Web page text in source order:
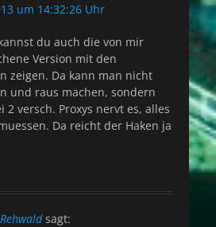
um 14:32:26 Uhr
du auch die von mir
Version mit den
zeigen. Da kann man nicht
und raus machen, sondern
2 versch. Proxys nervt es, alles
Da reicht der Haken ja
sagt: